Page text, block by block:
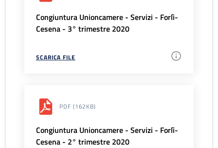
Congiuntura Unioncamere - Servizi - Forlì-
Cesena - 3° trimestre 2020
SCARICA FILE
PDF (162KB)
Congiuntura Unioncamere - Servizi - Forlì-
Cesena - 2° trimestre 2020